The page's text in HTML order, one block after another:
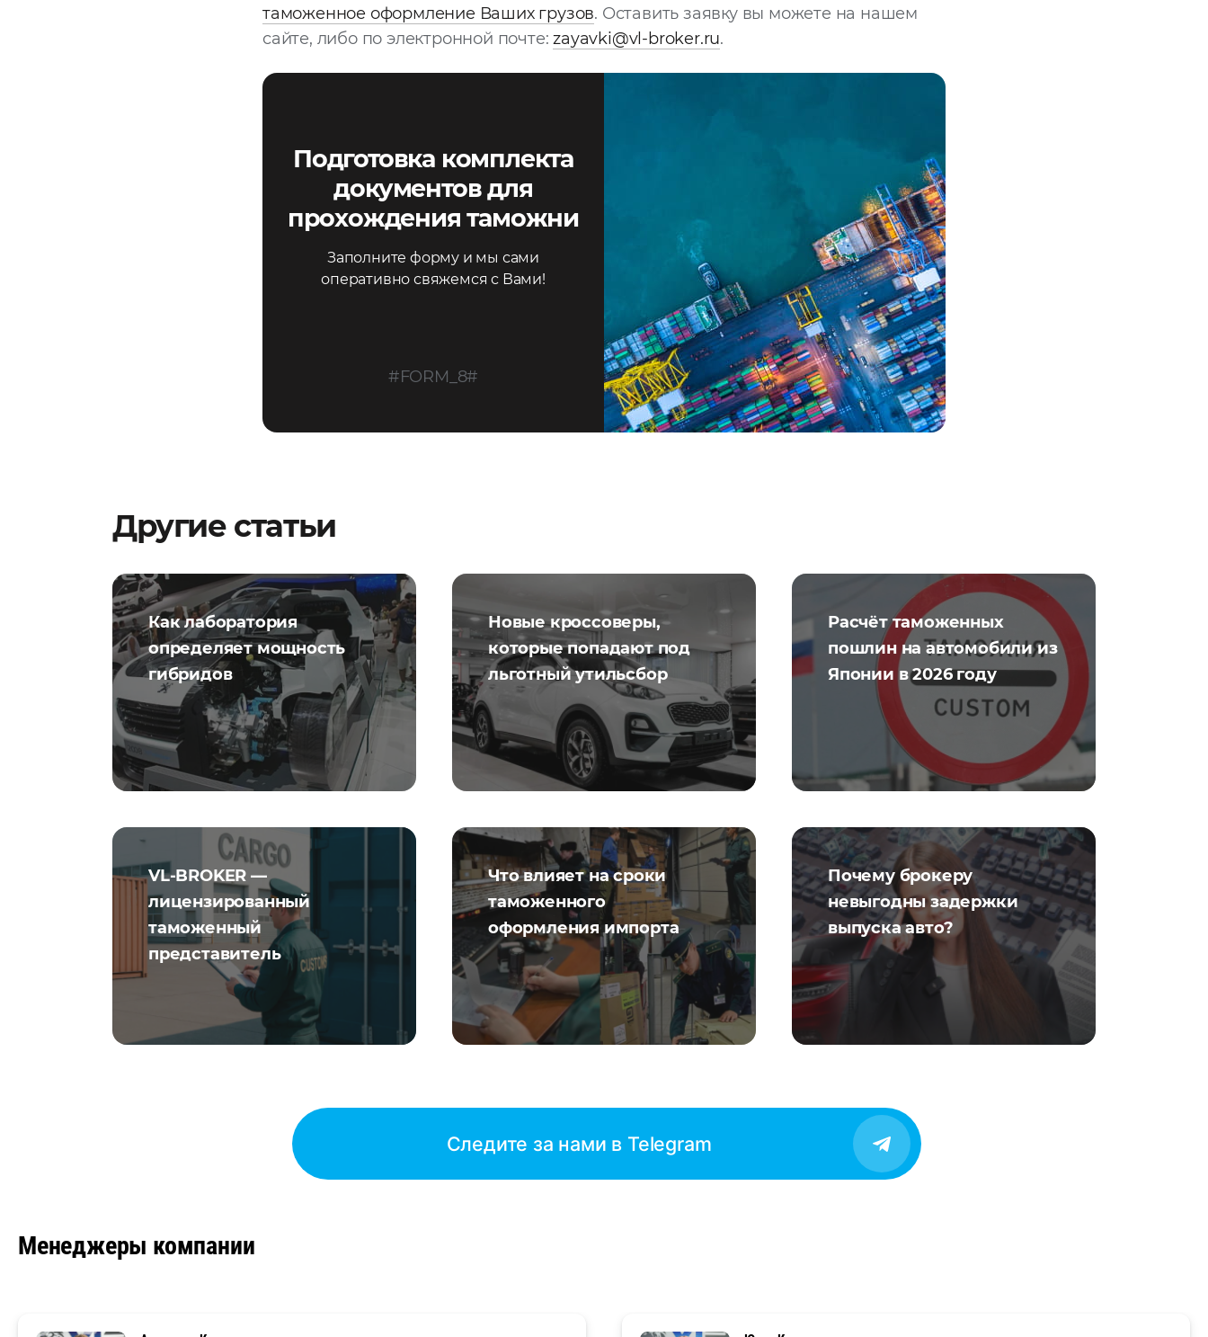
таможенное оформление Ваших грузов. Оставить заявку вы можете на нашем
сайте, либо по электронной почте:zayavki@vl-broker.ru.
Подготовка комплекта
документов для
прохождения таможни
Заполните форму и мы сами
оперативно свяжемся с Вами!
#FORM_8#
Другие статьи
Как лаборатория
определяет мощность
гибридов
Новые кроссоверы,
которые попадают под
льготный утильсбор
Расчёт таможенных
пошлин на автомобили из
Японии в 2026 году
VL-BROKER —
лицензированный
таможенный
представитель
Что влияет на сроки
таможенного
оформления импорта
Почему брокеру
невыгодны задержки
выпуска авто?
Следите за нами в Telegram
Менеджеры компании